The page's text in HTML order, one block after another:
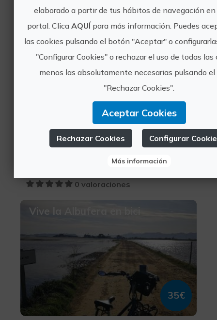
1 valoraciones
De Tapas con Mi Perro
35€
0 valoraciones
Vive la Albufera en bici
35€
elaborado a partir de tus hábitos de navegación
portal. Clica AQUÍpara más información. Puedes
las cookies pulsando el botón "Aceptar" o
"Configurar Cookies" o rechazar el uso de todas las
menos las absolutamente necesarias pulsando
"Rechazar Cookies".
Aceptar Cookies
Rechazar Cookies Configurar
Más información